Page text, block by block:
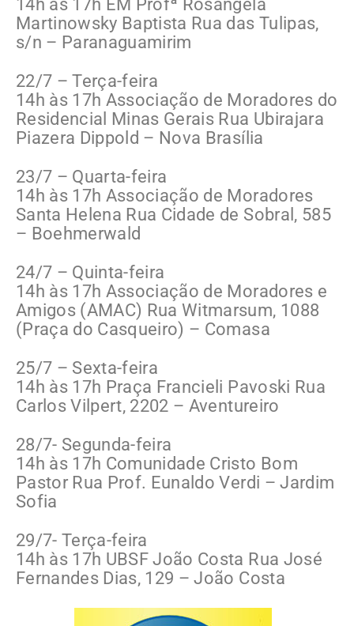
14h às 17h EM Profª Rosângela
Martinowsky Baptista Rua das Tulipas,
s/n – Paranaguamirim
22/7 – Terça-feira
14h às 17h Associação de Moradores do
Residencial Minas Gerais Rua Ubirajara
Piazera Dippold – Nova Brasília
23/7 – Quarta-feira
14h às 17h Associação de Moradores
Santa Helena Rua Cidade de Sobral, 585
– Boehmerwald
24/7 – Quinta-feira
14h às 17h Associação de Moradores e
Amigos (AMAC) Rua Witmarsum, 1088
(Praça do Casqueiro) – Comasa
25/7 – Sexta-feira
14h às 17h Praça Francieli Pavoski Rua
Carlos Vilpert, 2202 – Aventureiro
28/7- Segunda-feira
14h às 17h Comunidade Cristo Bom
Pastor Rua Prof. Eunaldo Verdi – Jardim
Sofia
29/7- Terça-feira
14h às 17h UBSF João Costa Rua José
Fernandes Dias, 129 – João Costa